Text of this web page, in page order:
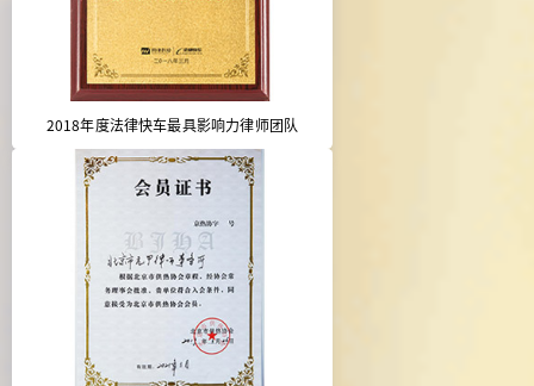
2018年度法律快车最具影响力律师团队